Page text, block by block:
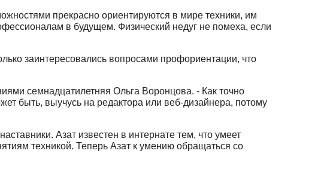
прекрасно ориентируются в мире техники, им
в будущем. Физический недуг не помеха, если
заинтересовались вопросами профориентации, что
семнадцатилетняя Ольга Воронцова. - Как точно
быть, выучусь на редактора или веб-дизайнера, потому
Азат известен в интернате тем, что умеет
техникой. Теперь Азат к умению обращаться со